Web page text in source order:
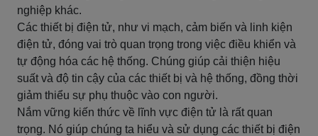
nghiệp khác.
Các thiết bị điện tử, như vi mạch, cảm biến và linh kiện
điện tử, đóng vai trò quan trọng trong việc điều khiển và
tự động hóa các hệ thống. Chúng giúp cải thiện hiệu
suất và độ tin cậy của các thiết bị và hệ thống, đồng thời
giảm thiểu sự phụ thuộc vào con người.
Nắm vững kiến thức về lĩnh vực điện tử là rất quan
trọng. Nó giúp chúng ta hiểu và sử dụng các thiết bị điện